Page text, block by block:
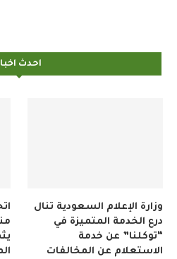
احدث
وزارة الإعلام السعودية تنال
درع الخدمة المتميزة في
“توكلنا” عن خدمة
الاستعلام عن المخالفات